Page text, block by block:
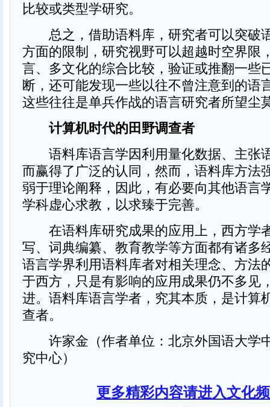
比较或类型学研究。
总之，借助语料库，研究者可以突破
方面的限制，研究视野可以超越时空界限
言、多文化的综合比较，验证或推翻一些
断，还可能发现一些以往不曾注意到的语
这些往往是单兵作战的语言研究者所望尘
计算机时代的田野调查者
语料库语言学因利用量化数据、主张
而赢得了广泛的认同，然而，语料库方法
弱于理论阐释，因此，有必要向其他语言
学科虚心求教，以求臻于完善。
在语料库研究成果的应用上，西方学
写、词典编纂、教育教学等方面都有诸多
语言学界利用语料库者对相关理念、方法
于西方，只是有影响的应用成果仍不多见
进。语料库语言学者，究其本质，是计算
查者。
许家金（作者单位：北京外国语大学
究中心）
更多精彩内容请进入文化